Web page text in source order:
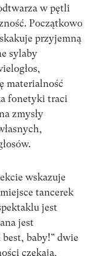
w pętli
Początkowo
przyjemną
sylaby
materialność
fonetyki traci
zmysły
wskazuje
tancerek
jest
jest
baby!” dwie
czekają,